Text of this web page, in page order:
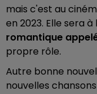
mais c'est au
en 2023. Elle sera à
romantique
propre rôle.
Autre bonne
nouvelles